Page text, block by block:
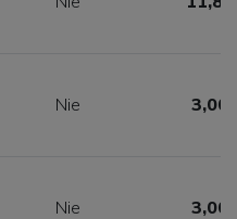
Nie 3,00
Nie 3,00